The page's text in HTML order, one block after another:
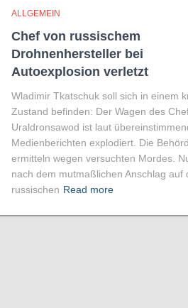
ALLGEMEIN
Chef von russischem
Drohnenhersteller bei
Autoexplosion verletzt
Wladimir Tkatschuk soll sich in einem
Zustand befinden: Der Wagen des
Uraldronsawod ist laut
Medienberichten explodiert. Die
ermitteln wegen versuchten Mordes.
nach dem mutmaßlichen Anschlag auf
russischen Read more